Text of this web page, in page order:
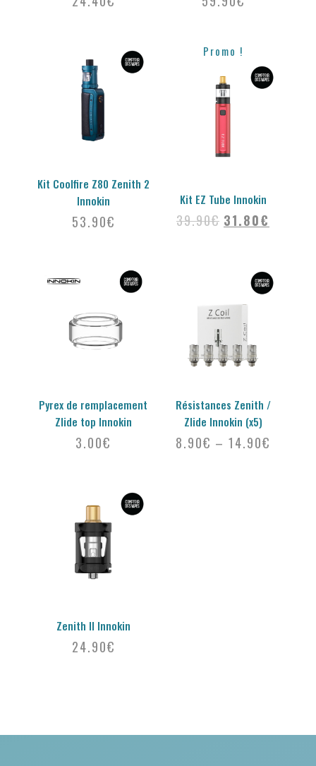
Kit Coolfire Z80 Zenith 2
Innokin
53.90€
Promo !
Kit EZ Tube Innokin
39.90€ 31.80€
Pyrex de remplacement
Zlide top Innokin
3.00€
Résistances Zenith /
Zlide Innokin (x5)
8.90€ – 14.90€
Zenith II Innokin
24.90€